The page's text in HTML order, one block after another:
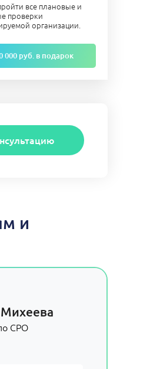
все плановые и
проверки
организации.
000 руб. в подарок
и
СРО